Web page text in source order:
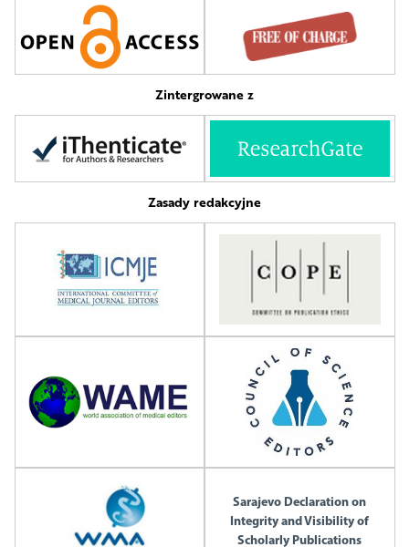
Zintergrowane z
Zasady redakcyjne
Sarajevo Declaration on
Integrity and Visibility of
Scholarly Publications